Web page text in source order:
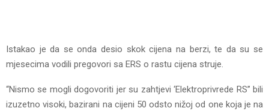
Istakao je da se onda desio skok cijena na berzi, te da su se
mjesecima vodili pregovori sa ERS o rastu cijena struje.
“Nismo se mogli dogovoriti jer su zahtjevi ‘Elektroprivrede RS” bili
izuzetno visoki, bazirani na cijeni 50 odsto nižoj od one koja je na